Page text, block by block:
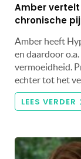
Amber
chronische
Amber heeft
en daardoor
vermoeidheid.
echter tot het
LEES VERDER